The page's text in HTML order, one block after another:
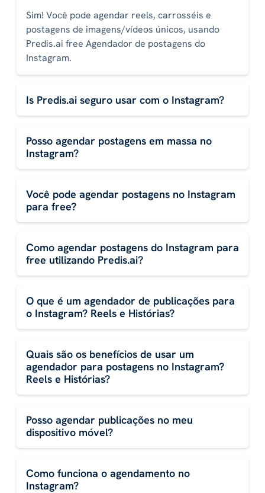
Sim! Você pode agendar reels, carrosséis e
postagens de imagens/vídeos únicos, usando
Predis.ai free Agendador de postagens do
Instagram.
Is Predis.ai seguro usar com o Instagram?
Posso agendar postagens em massa no
Instagram?
Você pode agendar postagens no Instagram
para free?
Como agendar postagens do Instagram para
free utilizando Predis.ai?
O que é um agendador de publicações para
o Instagram? Reels e Histórias?
Quais são os benefícios de usar um
agendador para postagens no Instagram?
Reels e Histórias?
Posso agendar publicações no meu
dispositivo móvel?
Como funciona o agendamento no
Instagram?